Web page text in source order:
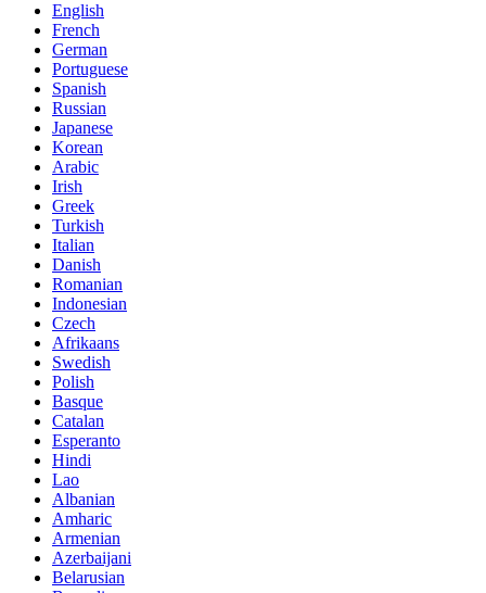
English
French
German
Portuguese
Spanish
Russian
Japanese
Korean
Arabic
Irish
Greek
Turkish
Italian
Danish
Romanian
Indonesian
Czech
Afrikaans
Swedish
Polish
Basque
Catalan
Esperanto
Hindi
Lao
Albanian
Amharic
Armenian
Azerbaijani
Belarusian